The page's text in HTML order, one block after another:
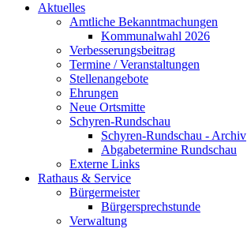
Aktuelles
Amtliche Bekanntmachungen
Kommunalwahl 2026
Verbesserungsbeitrag
Termine / Veranstaltungen
Stellenangebote
Ehrungen
Neue Ortsmitte
Schyren-Rundschau
Schyren-Rundschau - Archiv
Abgabetermine Rundschau
Externe Links
Rathaus & Service
Bürgermeister
Bürgersprechstunde
Verwaltung